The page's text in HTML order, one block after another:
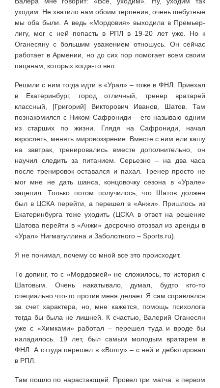
уходим. Не хватило нам обоим терпения, очень шебутные
мы оба были. А ведь «Мордовия» выходила в Премьер-
лигу, мог с ней попасть в РПЛ в 19-20 лет уже. Но к
Оганесяну с большим уважением отношусь. Он сейчас
работает в Армении, но до сих пор помогает всем своим
пацанам, которых когда-то вел
Решили с ним тогда идти в «Урал» – тоже в ФНЛ. Приехал
в Екатеринбург, город отличный, тренер вратарей
классный, [Григорий] Викторович Иванов, Шатов. Там
познакомился с Ником Сафрониди – его называю одним
из старших по жизни. Глядя на Сафрониди, начал
взрослеть, менять мировоззрение. Вместе с ним ели кашу
на завтрак, тренировались вместе дополнительно, он
научил следить за питанием. Серьезно – на два часа
после тренировок оставался и пахал. Тренер просто не
мог мне не дать шанса, концовочку сезона в «Урале»
зацепил. Только потом получилось, что Шатов должен
был в ЦСКА перейти, а перешел в «Анжи». Пришлось из
Екатеринбурга тоже уходить (ЦСКА в ответ на решение
Шатова перейти в «Анжи» досрочно отозвал из аренды в
«Урал» Нигматуллина и Заболотного – Sports.ru).
Я не понимал, почему со мной все это происходит.
То допинг, то с «Мордовией» не сложилось, то история с
Шатовым. Очень накатывало, думал, будто кто-то
специально что-то против меня делает. Я сам справлялся
за счет характера, но, мне кажется, помощь психолога
тогда бы была не лишней. К счастью, Валерий Оганесян
уже с «Химками» работал – перешел туда и вроде бы
наладилось. 19 лет, был самым молодым вратарем в
ФНЛ. А оттуда перешел в «Волгу» – с ней и дебютировал
в РПЛ.
Там пошло по нарастающей. Провел три матча: в первом